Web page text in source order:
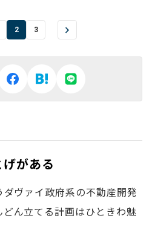
2 3
がある
ダヴァイ政府系の不動産開発
ん立てる計画はひときわ魅